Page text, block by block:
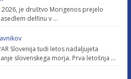
2026, je društvo Morigenos prejelo
delfinu v …
Slovenija tudi letos nadaljujeta
slovenskega morja. Prva letošnja …